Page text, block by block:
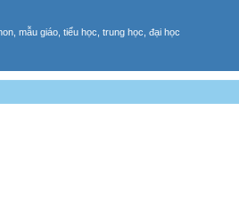
mẫu giáo, tiểu học, trung học, đại học